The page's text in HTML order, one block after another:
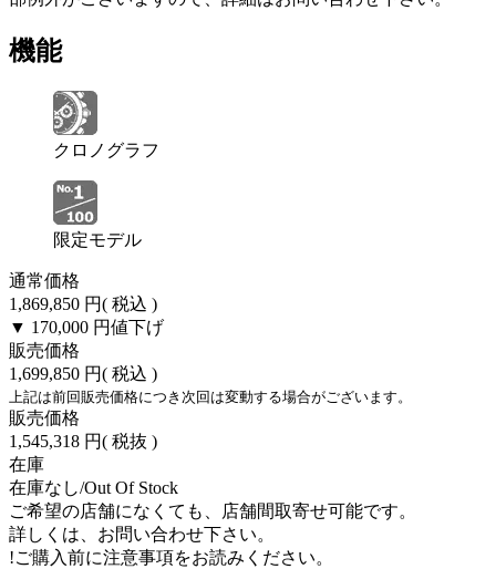
機能
クロノグラフ
限定モデル
通常価格
1,869,850 円( 税込 )
▼ 170,000 円値下げ
販売価格
1,699,850 円( 税込 )
上記は前回販売価格につき次回は変動する場合がございます。
販売価格
1,545,318 円( 税抜 )
在庫
在庫なし/Out Of Stock
ご希望の店舗になくても、店舗間取寄せ可能です。
詳しくは、お問い合わせ下さい。
!ご購入前に注意事項をお読みください。